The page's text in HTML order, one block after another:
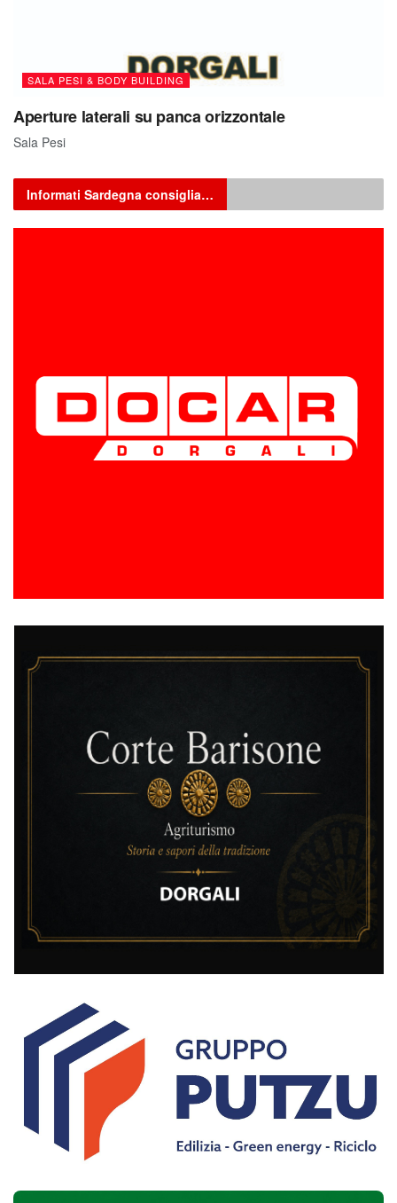
SALA PESI & BODY BUILDING
Aperture laterali su panca orizzontale
Sala Pesi
Informati Sardegna consiglia…